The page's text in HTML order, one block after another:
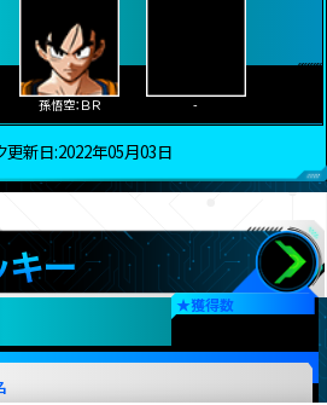
孫悟空：ＢＲ -
更新日:2022年05月03日
キー
★獲得数